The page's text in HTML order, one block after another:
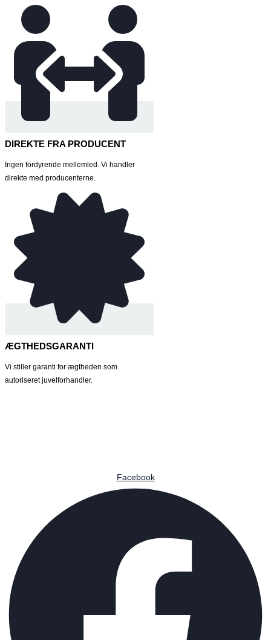
DIREKTE FRA PRODUCENT
Ingen fordyrende mellemled. Vi handler
direkte med producenterne.
ÆGTHEDSGARANTI
Vi stiller garanti for ægtheden som
autoriseret juvelforhandler.
Facebook